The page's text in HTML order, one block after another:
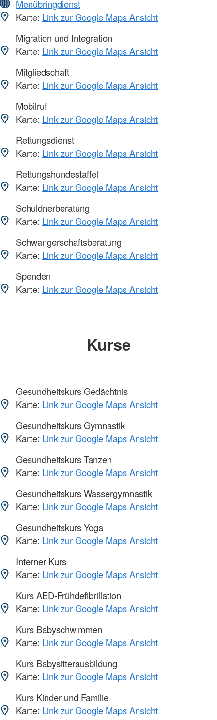
Menübringdienst
Karte: Link zur Google Maps Ansicht
Migration und Integration
Karte: Link zur Google Maps Ansicht
Mitgliedschaft
Karte: Link zur Google Maps Ansicht
Mobilruf
Karte: Link zur Google Maps Ansicht
Rettungsdienst
Karte: Link zur Google Maps Ansicht
Rettungshundestaffel
Karte: Link zur Google Maps Ansicht
Schuldnerberatung
Karte: Link zur Google Maps Ansicht
Schwangerschaftsberatung
Karte: Link zur Google Maps Ansicht
Spenden
Karte: Link zur Google Maps Ansicht
Kurse
Gesundheitskurs Gedächtnis
Karte: Link zur Google Maps Ansicht
Gesundheitskurs Gymnastik
Karte: Link zur Google Maps Ansicht
Gesundheitskurs Tanzen
Karte: Link zur Google Maps Ansicht
Gesundheitskurs Wassergymnastik
Karte: Link zur Google Maps Ansicht
Gesundheitskurs Yoga
Karte: Link zur Google Maps Ansicht
Interner Kurs
Karte: Link zur Google Maps Ansicht
Kurs AED-Frühdefibrillation
Karte: Link zur Google Maps Ansicht
Kurs Babyschwimmen
Karte: Link zur Google Maps Ansicht
Kurs Babysitterausbildung
Karte: Link zur Google Maps Ansicht
Kurs Kinder und Familie
Karte: Link zur Google Maps Ansicht